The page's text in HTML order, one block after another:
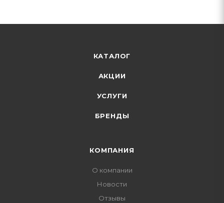
КАТАЛОГ
АКЦИИ
УСЛУГИ
БРЕНДЫ
КОМПАНИЯ
О компании
Новости
Отзывы